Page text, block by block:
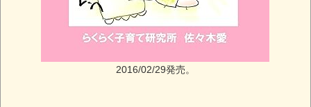
2016/02/29発売。